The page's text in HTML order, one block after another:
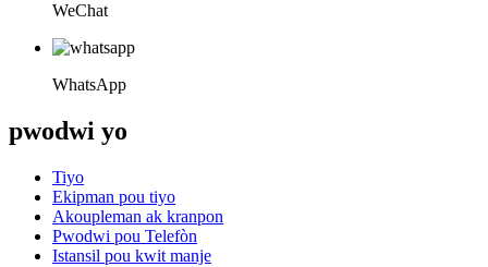
WeChat
WhatsApp
pwodwi yo
Tiyo
Ekipman pou tiyo
Akoupleman ak kranpon
Pwodwi pou Telefòn
Istansil pou kwit manje